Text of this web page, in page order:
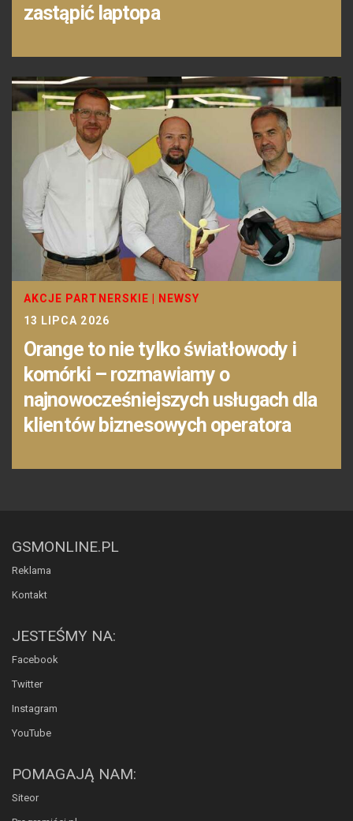
zastąpić laptopa
AKCJE PARTNERSKIE
NEWSY
13 LIPCA 2026
Orange to nie tylko światłowody i
komórki – rozmawiamy o
najnowocześniejszych usługach dla
klientów biznesowych operatora
GSMONLINE.PL
Reklama
Kontakt
JESTEŚMY NA:
Facebook
Twitter
Instagram
YouTube
POMAGAJĄ NAM:
Siteor